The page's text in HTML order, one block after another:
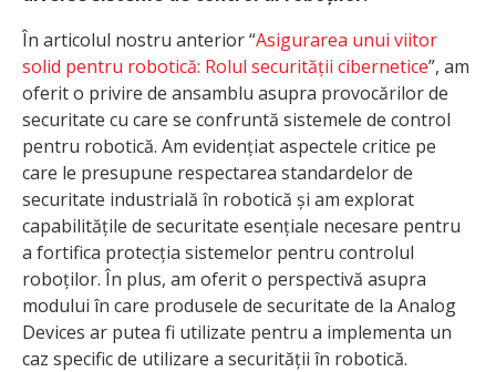
În articolul nostru anterior “Asigurarea unui viitor
solid pentru robotică: Rolul securității cibernetice”, am
oferit o privire de ansamblu asupra provocărilor de
securitate cu care se confruntă sistemele de control
pentru robotică. Am evidențiat aspectele critice pe
care le presupune respectarea standardelor de
securitate industrială în robotică și am explorat
capabilitățile de securitate esențiale necesare pentru
a fortifica protecția sistemelor pentru controlul
roboților. În plus, am oferit o perspectivă asupra
modului în care produsele de securitate de la Analog
Devices ar putea fi utilizate pentru a implementa un
caz specific de utilizare a securității în robotică.